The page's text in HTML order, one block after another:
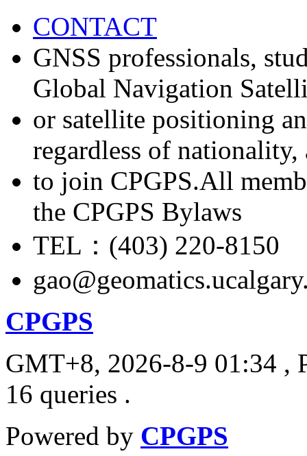
CONTACT
GNSS professionals,
Global Navigation
or satellite positioning
regardless of nationality,
to join CPGPS.All
the CPGPS Bylaws
TEL：(403) 220-8150
CPGPS
GMT+8, 2026-8-9 01:34 ,
16 queries .
Powered by CPGPS